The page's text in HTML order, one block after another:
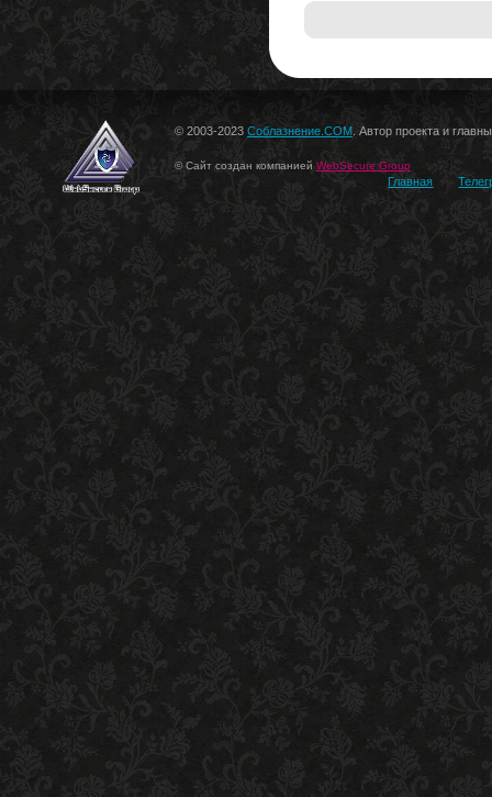
© 2003-2023 Соблазнение.COM . Автор проекта и
© Сайт создан компанией WebSecure Group
Главная